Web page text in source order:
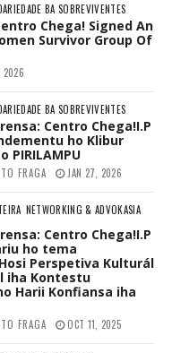
BA SOBREVIVENTES
Centro Chega! Signed An
Survivor Group Of
2026
BA SOBREVIVENTES
Centro Chega!I.P
ho Klibur
PIRILAMPU
FRAGA JAN 27, 2026
NETWORKING & ADVOKASIA
Centro Chega!I.P
ho tema
Perspetiva Kulturál
iha Kontestu
Harii Konfiansa iha
FRAGA OCT 11, 2025